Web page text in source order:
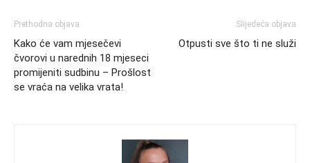
Prethodna objava
Kako će vam mjesečevi
čvorovi u narednih 18 mjeseci
promijeniti sudbinu – Prošlost
se vraća na velika vrata!
Slijedeća objava
Otpusti sve što ti ne služi